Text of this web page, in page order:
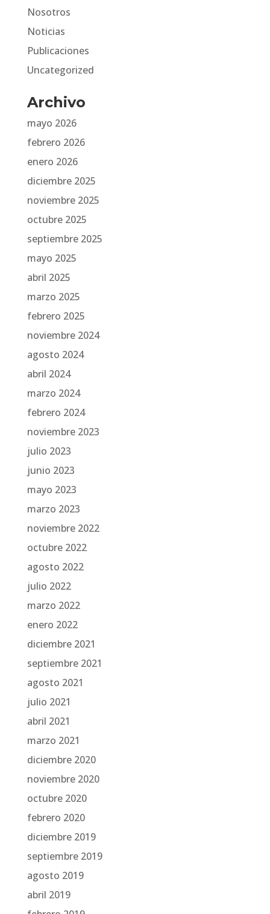
Nosotros
Noticias
Publicaciones
Uncategorized
Archivo
mayo 2026
febrero 2026
enero 2026
diciembre 2025
noviembre 2025
octubre 2025
septiembre 2025
mayo 2025
abril 2025
marzo 2025
febrero 2025
noviembre 2024
agosto 2024
abril 2024
marzo 2024
febrero 2024
noviembre 2023
julio 2023
junio 2023
mayo 2023
marzo 2023
noviembre 2022
octubre 2022
agosto 2022
julio 2022
marzo 2022
enero 2022
diciembre 2021
septiembre 2021
agosto 2021
julio 2021
abril 2021
marzo 2021
diciembre 2020
noviembre 2020
octubre 2020
febrero 2020
diciembre 2019
septiembre 2019
agosto 2019
abril 2019